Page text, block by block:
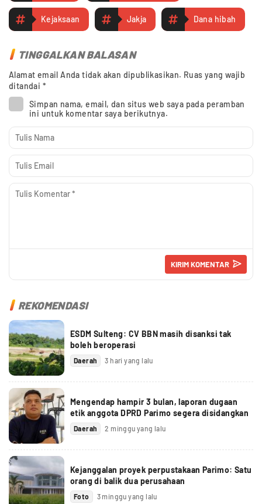
Kejaksaan Jakja Dana hibah
TINGGALKAN BALASAN
Alamat email Anda tidak akan dipublikasikan. Ruas yang wajib
ditandai *
Simpan nama, email, dan situs web saya pada peramban
ini untuk komentar saya berikutnya.
REKOMENDASI
ESDM Sulteng: CV BBN masih disanksi tak
boleh beroperasi
Daerah 3 hari yang lalu
Mengendap hampir 3 bulan, laporan dugaan
etik anggota DPRD Parimo segera disidangkan
Daerah 2 minggu yang lalu
Kejanggalan proyek perpustakaan Parimo: Satu
orang di balik dua perusahaan
Foto 3 minggu yang lalu